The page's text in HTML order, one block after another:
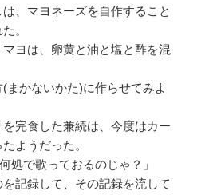
、マヨネーズを自作すること
。
マヨは、卵黄と油と塩と酢を混
(まかないかた)に作らせてみよ
完食した兼続は、今度はカー
ようだった。
処で歌っておるのじゃ？」
記録して、その記録を流して